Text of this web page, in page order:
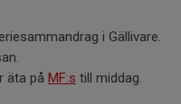
i Gällivare.
äta på MF:s till middag.